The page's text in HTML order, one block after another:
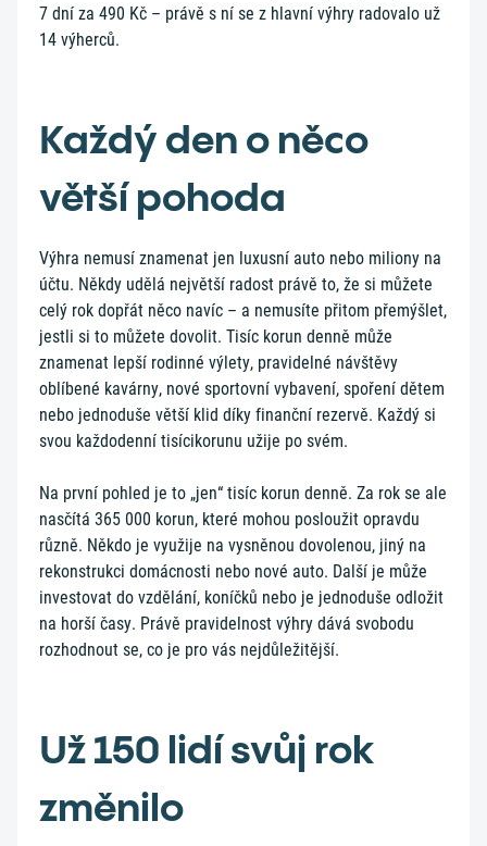
7 dní za 490 Kč – právě s ní se z hlavní výhry radovalo už
14 výherců.
Každý den o něco
větší pohoda
Výhra nemusí znamenat jen luxusní auto nebo miliony na
účtu. Někdy udělá největší radost právě to, že si můžete
celý rok dopřát něco navíc – a nemusíte přitom přemýšlet,
jestli si to můžete dovolit. Tisíc korun denně může
znamenat lepší rodinné výlety, pravidelné návštěvy
oblíbené kavárny, nové sportovní vybavení, spoření dětem
nebo jednoduše větší klid díky finanční rezervě. Každý si
svou každodenní tisícikorunu užije po svém.
Na první pohled je to „jen“ tisíc korun denně. Za rok se ale
nasčítá 365 000 korun, které mohou posloužit opravdu
různě. Někdo je využije na vysněnou dovolenou, jiný na
rekonstrukci domácnosti nebo nové auto. Další je může
investovat do vzdělání, koníčků nebo je jednoduše odložit
na horší časy. Právě pravidelnost výhry dává svobodu
rozhodnout se, co je pro vás nejdůležitější.
Už 150 lidí svůj rok
změnilo